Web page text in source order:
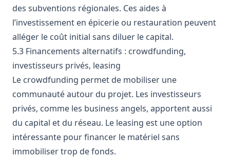
des subventions régionales. Ces aides à
l’investissement en épicerie ou restauration peuvent
alléger le coût initial sans diluer le capital.
5.3 Financements alternatifs : crowdfunding,
investisseurs privés, leasing
Le crowdfunding permet de mobiliser une
communauté autour du projet. Les investisseurs
privés, comme les business angels, apportent aussi
du capital et du réseau. Le leasing est une option
intéressante pour financer le matériel sans
immobiliser trop de fonds.